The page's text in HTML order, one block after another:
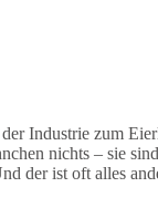
Industrie zum
nichts – sie
der ist oft alles